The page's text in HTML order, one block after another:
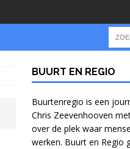
BUURT EN REGIO
Buurtenregio is een
Chris Zeevenhooven
over de plek waar
werken. Buurt en Regio